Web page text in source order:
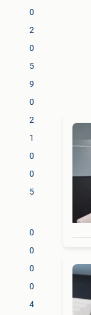
0
2
0
5
9
0
2
1
0
0
5
0
0
0
0
4